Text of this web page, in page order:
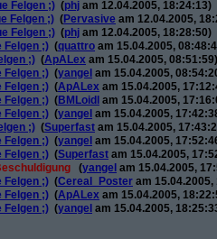
Felgen ;) (phj am 12.04.2005, 18:24:13)
Felgen ;) (Pervasive am 12.04.2005,
Felgen ;) (phj am 12.04.2005, 18:28:50)
Felgen ;) (quattro am 15.04.2005,
;) (ApALex am 15.04.2005, 08:51:59)
Felgen ;) (yangel am 15.04.2005,
Felgen ;) (ApALex am 15.04.2005,
Felgen ;) (BMLoidl am 15.04.2005,
Felgen ;) (yangel am 15.04.2005,
;) (Superfast am 15.04.2005,
Felgen ;) (yangel am 15.04.2005,
Felgen ;) (Superfast am 15.04.2005,
(yangel am 15.04.2005,
Felgen ;) (Cereal_Poster am 15.04.2005,
Felgen ;) (ApALex am 15.04.2005,
Felgen ;) (yangel am 15.04.2005,